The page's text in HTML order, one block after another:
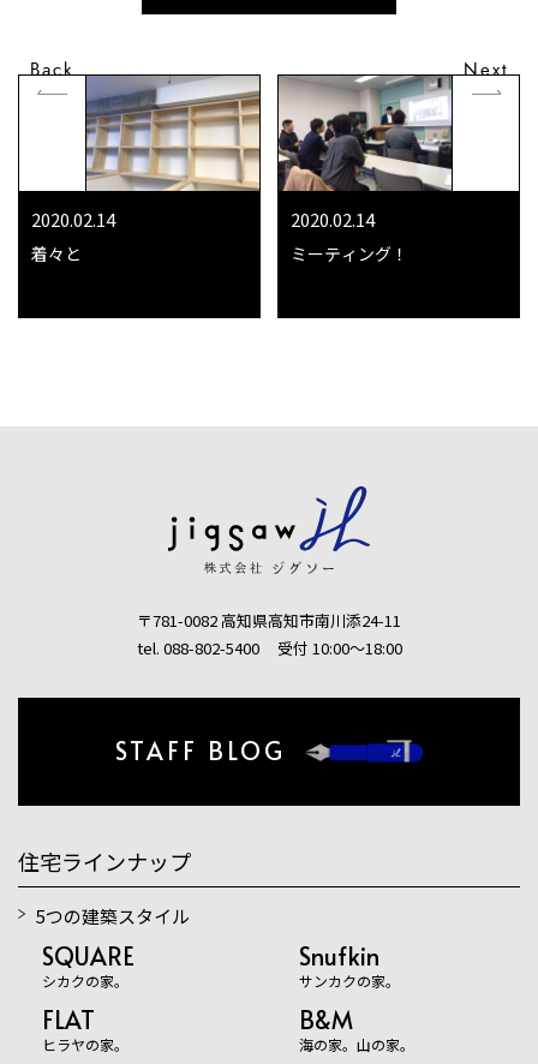
Back
2020.02.14
着々と
Next
2020.02.14
ミーティング！
〒781-0082 高知県高知市南川添24-11
tel. 088-802-5400
受付 10:00〜18:00
STAFF BLOG
住宅ラインナップ
5つの建築スタイル
SQUARE
シカクの家。
Snufkin
サンカクの家。
FLAT
ヒラヤの家。
B&M
海の家。山の家。